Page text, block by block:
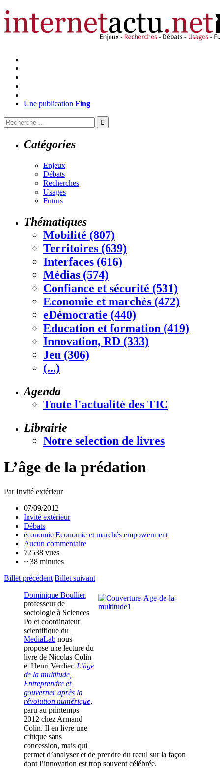
Une publication Fing
Catégories
Enjeux
Débats
Recherches
Usages
Futurs
Thématiques
Mobilité (807)
Territoires (639)
Interfaces (616)
Médias (574)
Confiance et sécurité (531)
Economie et marchés (472)
eDémocratie (440)
Education et formation (419)
Innovation, RD (333)
Jeu (306)
(...)
Agenda
Toute l'actualité des TIC
Librairie
Notre selection de livres
L’âge de la prédation
Par Invité extérieur
07/09/2012
Invité extérieur
Débats
économie Economie et marchés empowerment
Aucun commentaire
72538 vues
~ 38 minutes
Billet précédent Billet suivant
Dominique Boullier,
professeur de
sociologie à Sciences
Po et coordinateur
scientifique du
MediaLab nous
propose une lecture du
livre de Nicolas Colin
et Henri Verdier, L’âge
de la multitude,
Entreprendre et
gouverner après la
révolution numérique,
paru au printemps
2012 chez Armand
Colin. Il en livre une
critique sans
concession, mais qui
permet d’analyser et de prendre du recul sur la façon
dont l’innovation est trop souvent célébrée.